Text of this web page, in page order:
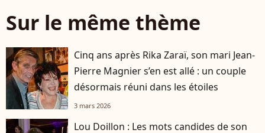
Sur le même thème
Cinq ans après Rika Zaraï, son mari Jean-
Pierre Magnier s’en est allé : un couple
désormais réuni dans les étoiles
3 mars 2026
Lou Doillon : Les mots candides de son